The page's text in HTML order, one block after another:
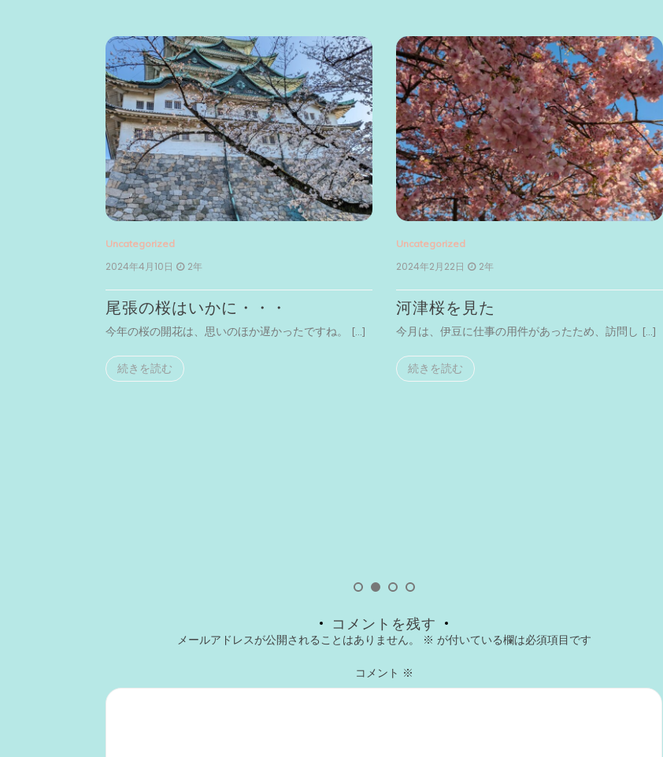
Uncategorized
2024年4月10日 2年
尾張の桜はいかに・・・
今年の桜の開花は、思いのほか遅かったですね。 […]
続きを読む
Uncategorized
2024年2月22日 2年
河津桜を見た
今月は、伊豆に仕事の用件があったため、訪問し […]
続きを読む
コメントを残す
メールアドレスが公開されることはありません。 ※ が付いている欄は必須項目です
コメント ※